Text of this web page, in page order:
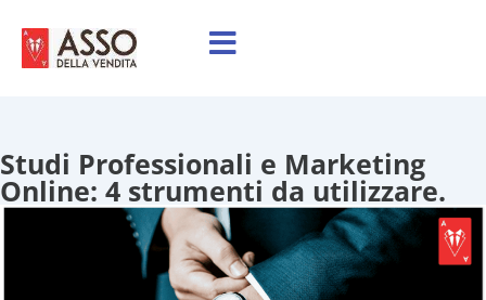
Studi Professionali e Marketing
Online: 4 strumenti da utilizzare.